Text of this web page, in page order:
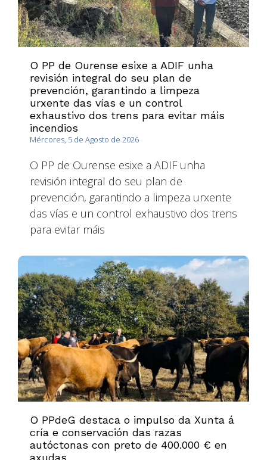
O PP de Ourense esixe a ADIF unha
revisión integral do seu plan de
prevención, garantindo a limpeza
urxente das vías e un control
exhaustivo dos trens para evitar máis
incendios
Mércores, 5 de Agosto de 2026
O PP de Ourense esixe a ADIF unha
revisión integral do seu plan de
prevención, garantindo a limpeza urxente
das vías e un control exhaustivo dos trens
para evitar máis
O PPdeG destaca o impulso da Xunta á
cría e conservación das razas
autóctonas con preto de 400.000 € en
axudas